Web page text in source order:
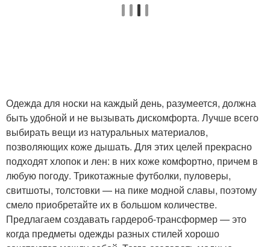
Одежда для носки на каждый день, разумеется, должна
быть удобной и не вызывать дискомфорта. Лучше всего
выбирать вещи из натуральных материалов,
позволяющих коже дышать. Для этих целей прекрасно
подходят хлопок и лен: в них коже комфортно, причем в
любую погоду. Трикотажные футболки, пуловеры,
свитшоты, толстовки — на пике модной славы, поэтому
смело приобретайте их в большом количестве.
Предлагаем создавать гардероб-трансформер — это
когда предметы одежды разных стилей хорошо